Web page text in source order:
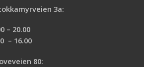
3a:
– 20.00
16.00
80: